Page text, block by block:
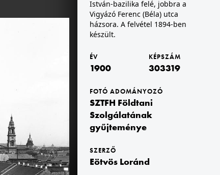
1900 · Budapest VIII.,Budapest V.
Trefort-kert, kilátás a Budapesti Tudományegyetem Fizikai Intézetének épületéből (később az ELTE / Eötvös Loránd Tudományegyetem Bölcsészettudományi Kar D épülete) a Múzeum körút felé, távolabb a Belvárosi Ferences templom tornya. Szemben a Nemzeti Színház tornyos épülete, jobbra a Pannónia szálló hátsó homlokzata (később az egyetem épülete). A felvétel 1900 előtt készült.
István-bazilika felé, jobbra a
Vigyázó Ferenc (Béla) utca
házsora. A felvétel 1894-ben
készült.
ÉV
1900
KÉPSZÁM
303319
FOTÓ ADOMÁNYOZÓ
SZTFH Földtani
Szolgálatának
gyűjteménye
SZERZŐ
Eötvös Loránd